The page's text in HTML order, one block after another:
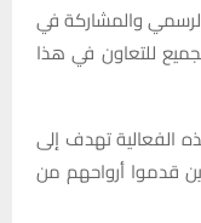
والمشاركة في
للتعاون في هذا
الفعالية تهدف إلى
قدموا أرواحهم من